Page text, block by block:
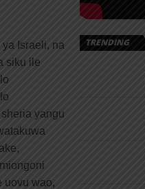
Israeli, na
siku ile
yangu
uovu wao,
TRENDING